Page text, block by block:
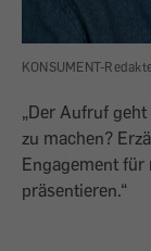
KONSUMENT-
„Der Aufruf geht
zu machen?
Engagement
präsentieren.“